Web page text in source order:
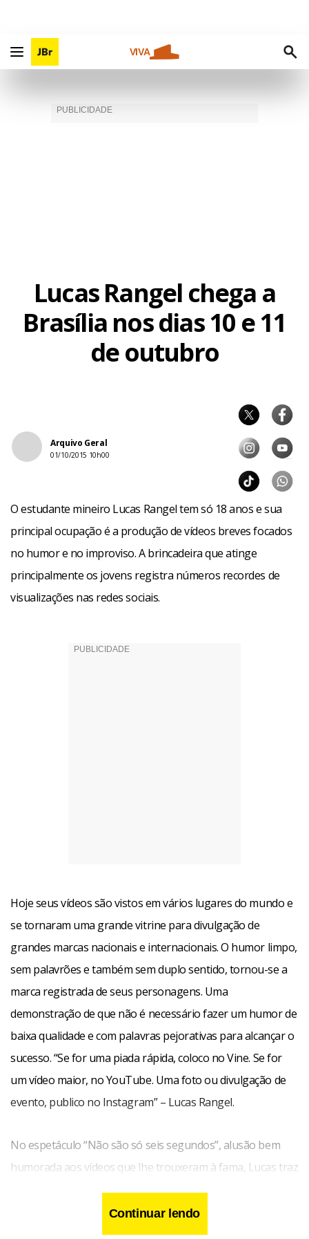
VIVA
Lucas Rangel chega a
Brasília nos dias 10 e 11
de outubro
Arquivo Geral
01/10/2015 10h00
O estudante mineiro Lucas Rangel tem só 18 anos e sua
principal ocupação é a produção de vídeos breves focados
no humor e no improviso. A brincadeira que atinge
principalmente os jovens registra números recordes de
visualizações nas redes sociais.
Hoje seus vídeos são vistos em vários lugares do mundo e
se tornaram uma grande vitrine para divulgação de
grandes marcas nacionais e internacionais. O humor limpo,
sem palavrões e também sem duplo sentido, tornou-se a
marca registrada de seus personagens. Uma
demonstração de que não é necessário fazer um humor de
baixa qualidade e com palavras pejorativas para alcançar o
sucesso. “Se for uma piada rápida, coloco no Vine. Se for
um vídeo maior, no YouTube. Uma foto ou divulgação de
evento, publico no Instagram” – Lucas Rangel.
No espetáculo “Não são só seis segundos”, alusão bem
humorada aos vídeos que lhe trouxeram à fama, Lucas traz
todos os seus personagens para arrancar muitas risadas
do público em aproximadamente 80 minutos de
apresentação. Uma mãe, um filho, um professor e uma
Continuar lendo